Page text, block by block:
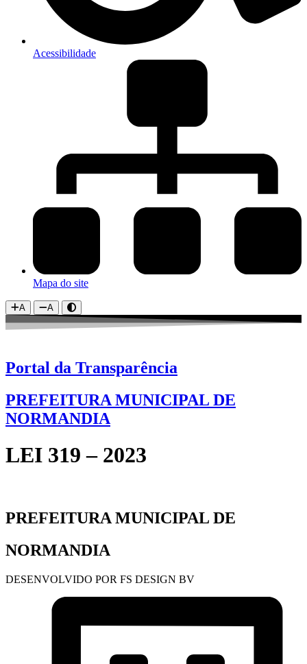
Acessibilidade
Mapa do site
A A
Portal da Transparência
PREFEITURA MUNICIPAL DE
NORMANDIA
LEI 319 – 2023
PREFEITURA MUNICIPAL DE
NORMANDIA
DESENVOLVIDO POR FS DESIGN BV